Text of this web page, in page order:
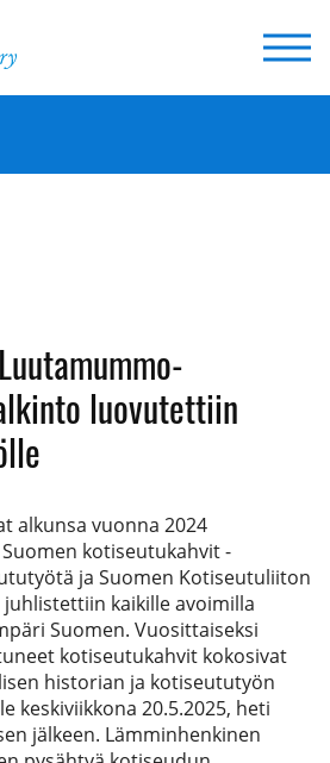
luovutettiin
alkunsa vuonna 2024
kotiseutukahvit -
ja Suomen Kotiseutuliiton
kaikille avoimilla
Suomen. Vuosittaiseksi
kotiseutukahvit kokosivat
historian ja kotiseututyön
keskiviikkona 20.5.2025, heti
jälkeen. Lämminhenkinen